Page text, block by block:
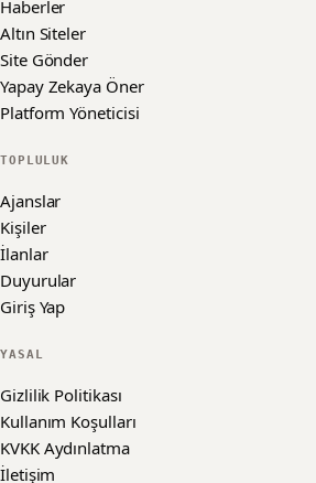
Haberler
Altın Siteler
Site Gönder
Yapay Zekaya Öner
Platform Yöneticisi
TOPLULUK
Ajanslar
Kişiler
İlanlar
Duyurular
Giriş Yap
YASAL
Gizlilik Politikası
Kullanım Koşulları
KVKK Aydınlatma
İletişim